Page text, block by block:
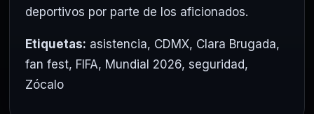
deportivos por parte de los aficionados.
Etiquetas: asistencia, CDMX, Clara Brugada,
fan fest, FIFA, Mundial 2026, seguridad,
Zócalo